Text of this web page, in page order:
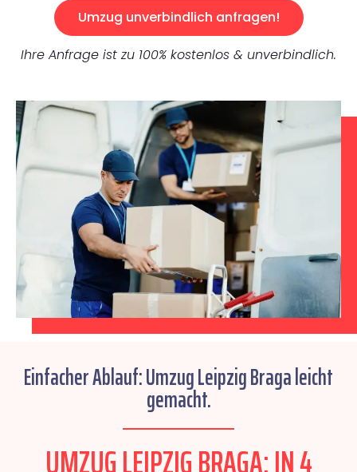
Umzug unverbindlich anfragen!
Ihre Anfrage ist zu 100% kostenlos & unverbindlich.
Einfacher Ablauf: Umzug Leipzig Braga leicht
gemacht.